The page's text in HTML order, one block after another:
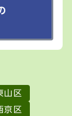
山区
京区